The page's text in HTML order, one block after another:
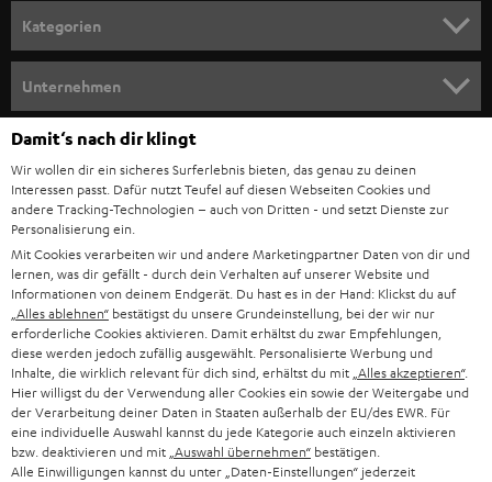
n
m
e
l
d
u
n
g
Kategorien
HEIMKINO-KOMPLETTANLAGEN
SOUNDBAR
HIFI-LAUTSPRECHER
SMART HOME
BLUETOOTH-LAUTSPRECHER
KOPFHÖRER
BLUETOOTH-KOPFHÖRER
STEREOANLAGEN
Unternehmen
SUPPORT
KARRIERE
PRESSE & MARKETING
GESCHÄFTSKUNDEN
PARTNERPROGRAMM
BLOG
NEWSLETTER
STORES
Teufel Onlineshops
DEUTSCHLAND
ÖSTERREICH
SCHWEIZ
NIEDERLANDE
BELGIEN
Damit‘s nach dir klingt
Wir wollen dir ein sicheres Surferlebnis bieten, das genau zu deinen
Interessen passt. Dafür nutzt Teufel auf diesen Webseiten Cookies und
andere Tracking-Technologien – auch von Dritten - und setzt Dienste zur
Personalisierung ein.
Mit Cookies verarbeiten wir und andere Marketingpartner Daten von dir und
lernen, was dir gefällt - durch dein Verhalten auf unserer Website und
Informationen von deinem Endgerät. Du hast es in der Hand: Klickst du auf
„Alles ablehnen“ bestätigst du unsere Grundeinstellung, bei der wir nur
erforderliche Cookies aktivieren. Damit erhältst du zwar Empfehlungen,
diese werden jedoch zufällig ausgewählt. Personalisierte Werbung und
Inhalte, die wirklich relevant für dich sind, erhältst du mit „Alles akzeptieren“.
Hier willigst du der Verwendung aller Cookies ein sowie der Weitergabe und
der Verarbeitung deiner Daten in Staaten außerhalb der EU/des EWR. Für
eine individuelle Auswahl kannst du jede Kategorie auch einzeln aktivieren
bzw. deaktivieren und mit „Auswahl übernehmen“ bestätigen.
Alle Einwilligungen kannst du unter „Daten-Einstellungen“ jederzeit